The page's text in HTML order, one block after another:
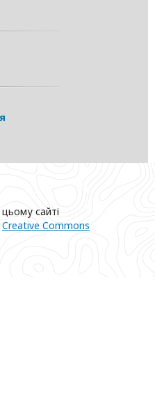
сайті
Creative Commons